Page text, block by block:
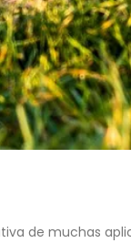
de muchas